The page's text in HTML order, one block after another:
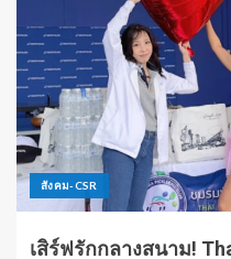
สังคม-CSR
เสิร์ฟรักกลางสนาม!